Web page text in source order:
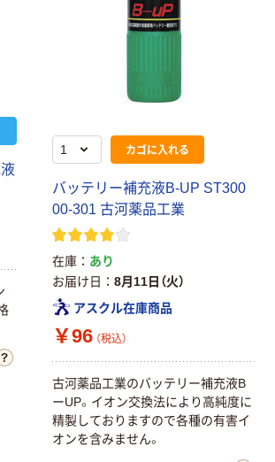
カゴに入れる
バッテリー補充液B-UP ST300
00-301 古河薬品工業
在庫
あり
お届け日
8月11日（火）
アスクル在庫商品
￥96 （税込）
古河薬品工業のバッテリー補充液B
ーUP。イオン交換法により高純度に
精製しておりますので各種の有害イ
オンを含みません。